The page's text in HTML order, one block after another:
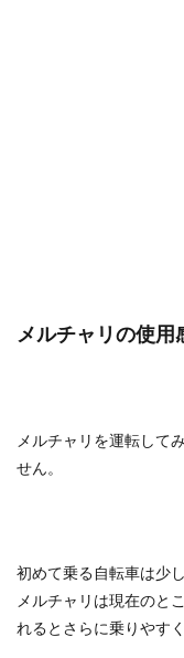
メルチャリの使用
メルチャリを運転して
せん。
初めて乗る自転車は少
メルチャリは現在のと
れるとさらに乗りやす